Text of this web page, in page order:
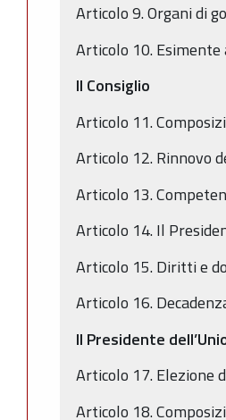
Articolo 9. Organi di
Articolo 10.
Il Consiglio
Articolo 11.
Articolo 12. Rinnovo
Articolo 13.
Articolo 14. Il
Articolo 15. Diritti e
Articolo 16.
Il Presidente
Articolo 17. Elezione
Articolo 18.